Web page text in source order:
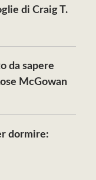
di Craig T.
da sapere
McGowan
dormire: